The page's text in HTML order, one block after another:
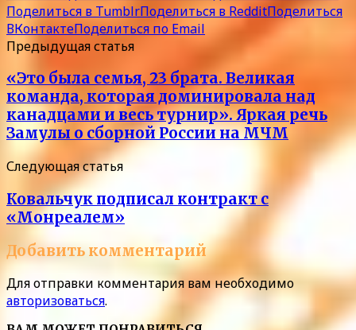
Поделиться в TumblrПоделиться в RedditПоделиться
ВКонтактеПоделиться по Email
Предыдущая статья
«Это была семья, 23 брата. Великая
команда, которая доминировала над
канадцами и весь турнир». Яркая речь
Замулы о сборной России на МЧМ
Следующая статья
Ковальчук подписал контракт с
«Монреалем»
Добавить комментарий
Для отправки комментария вам необходимо
авторизоваться.